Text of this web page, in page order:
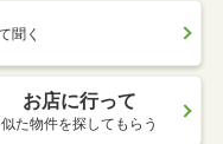
聞く
お店に行って
似た物件を探してもらう